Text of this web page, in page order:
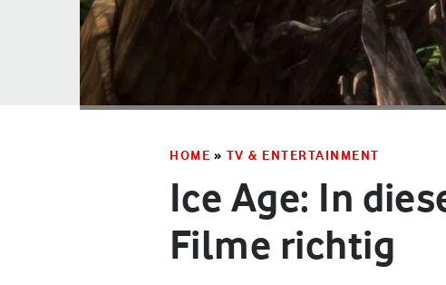
HOME » TV & ENTERTAINMENT
Ice Age: In
Filme richtig